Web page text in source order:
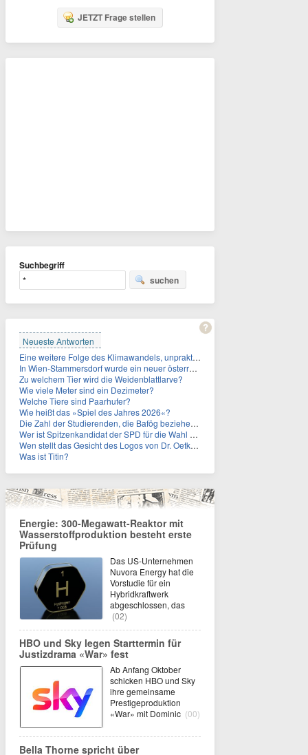
JETZT Frage stellen
Suchbegriff
suchen
Neueste Antworten
Eine weitere Folge des Klimawandels, unpraktisch für Urlauber: Wo fehlt mittlerweile sogar das Trinkwasser?
In Wien-Stammersdorf wurde ein neuer österreichischer Temperaturrekord gemessen. Wie hoch war die Temperatur?
Zu welchem Tier wird die Weidenblattlarve?
Wie viele Meter sind ein Dezimeter?
Welche Tiere sind Paarhufer?
Wie heißt das »Spiel des Jahres 2026«?
Die Zahl der Studierenden, die Bafög beziehen, sinkt. Woran liegt das?
Wer ist Spitzenkandidat der SPD für die Wahl zum Berliner Abgeordnetenhaus im September 2026?
Wen stellt das Gesicht des Logos von Dr. Oetker dar?
Was ist Titin?
Energie: 300-Megawatt-Reaktor mit
Wasserstoffproduktion besteht erste
Prüfung
Das US-Unternehmen
Nuvora Energy hat die
Vorstudie für ein
Hybridkraftwerk
abgeschlossen, das
(02)
HBO und Sky legen Starttermin für
Justizdrama «War» fest
Ab Anfang Oktober
schicken HBO und Sky
ihre gemeinsame
Prestigeproduktion
«War» mit Dominic (00)
Bella Thorne spricht über